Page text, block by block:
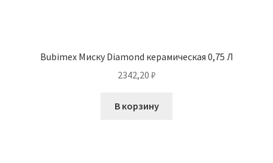
Bubimex Миску Diamond керамическая 0,75 Л
2342,20 ₽
В корзину